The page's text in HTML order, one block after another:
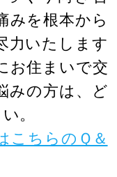
みを根本から
力いたします
お住まいで交
みの方は、ど
。
こちらのＱ＆